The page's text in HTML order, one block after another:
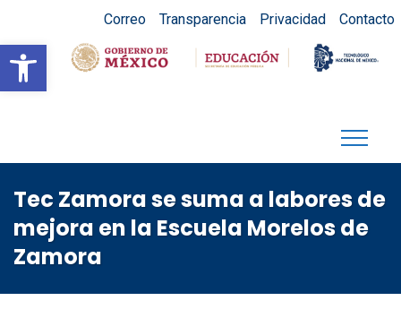
Abrir barra de herramientas
Correo Transparencia Privacidad Contacto
Tec Zamora se suma a labores de
mejora en la Escuela Morelos de
Zamora